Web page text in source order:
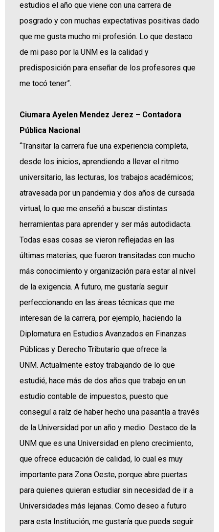
estudios el año que viene con una carrera de
posgrado y con muchas expectativas positivas dado
que me gusta mucho mi profesión. Lo que destaco
de mi paso por la UNM es la calidad y
predisposición para enseñar de los profesores que
me tocó tener”.
Ciumara Ayelen Mendez Jerez – Contadora
Pública Nacional
“Transitar la carrera fue una experiencia completa,
desde los inicios, aprendiendo a llevar el ritmo
universitario, las lecturas, los trabajos académicos;
atravesada por un pandemia y dos años de cursada
virtual, lo que me enseñó a buscar distintas
herramientas para aprender y ser más autodidacta.
Todas esas cosas se vieron reflejadas en las
últimas materias, que fueron transitadas con mucho
más conocimiento y organización para estar al nivel
de la exigencia. A futuro, me gustaría seguir
perfeccionando en las áreas técnicas que me
interesan de la carrera, por ejemplo, haciendo la
Diplomatura en Estudios Avanzados en Finanzas
Públicas y Derecho Tributario que ofrece la
UNM. Actualmente estoy trabajando de lo que
estudié, hace más de dos años que trabajo en un
estudio contable de impuestos, puesto que
conseguí a raíz de haber hecho una pasantía a través
de la Universidad por un año y medio. Destaco de la
UNM que es una Universidad en pleno crecimiento,
que ofrece educación de calidad, lo cual es muy
importante para Zona Oeste, porque abre puertas
para quienes quieran estudiar sin necesidad de ir a
Universidades más lejanas. Como deseo a futuro
para esta Institución, me gustaría que pueda seguir